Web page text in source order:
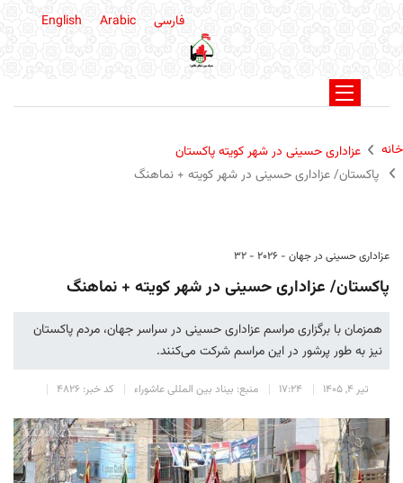
فارسی English Arabic
خانه
عزاداری حسینی در شهر کویته پاکستان
پاکستان/ عزاداری حسینی در شهر کویته + نماهنگ
عزاداری حسینی در جهان - 2026 - 32
پاکستان/ عزاداری حسینی در شهر کویته + نماهنگ
همزمان با برگزاری مراسم عزاداری حسینی در سراسر جهان، مردم پاکستان
نیز به طور پرشور در این مراسم شرکت می‌کنند.
تیر 4, 1405 17:24 منبع: بیناد بین المللی عاشوراء کد خبر: 4826